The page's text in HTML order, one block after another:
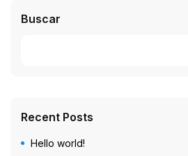
Buscar
Recent Posts
Hello world!